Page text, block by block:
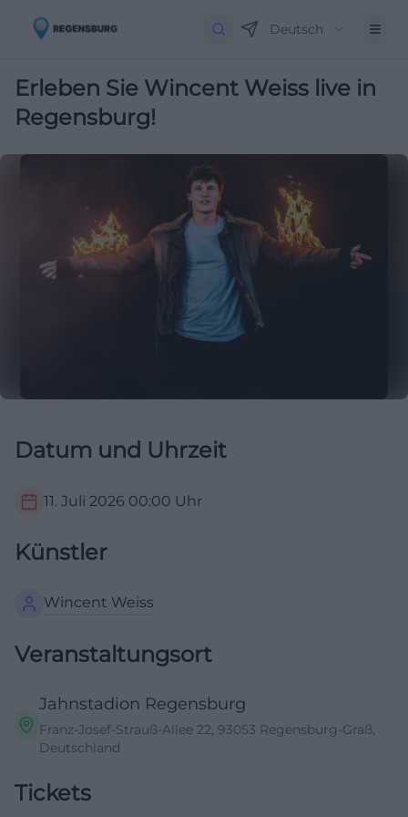
Deutsch
Erleben Sie Wincent Weiss live in
Regensburg!
Datum und Uhrzeit
11. Juli 2026 00:00 Uhr
Künstler
Wincent Weiss
Veranstaltungsort
Jahnstadion Regensburg
Franz-Josef-Strauß-Allee 22, 93053 Regensburg-Graß,
Deutschland
Tickets